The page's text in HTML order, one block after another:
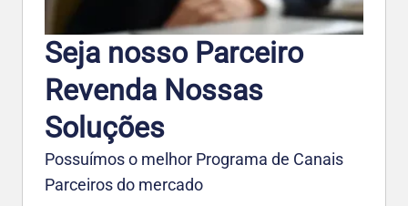
Seja nosso Parceiro
Revenda Nossas
Soluções
Possuímos o melhor Programa de Canais
Parceiros do mercado